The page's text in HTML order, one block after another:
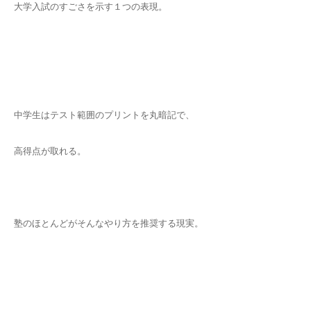
大学入試のすごさを示す１つの表現。
中学生はテスト範囲のプリントを丸暗記で、
高得点が取れる。
塾のほとんどがそんなやり方を推奨する現実。